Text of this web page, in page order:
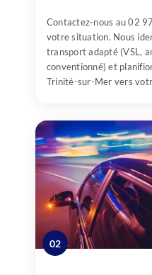
Contactez-nous au 02
votre situation. Nous
transport adapté (VSL,
conventionné) et
Trinité-sur-Mer vers
02